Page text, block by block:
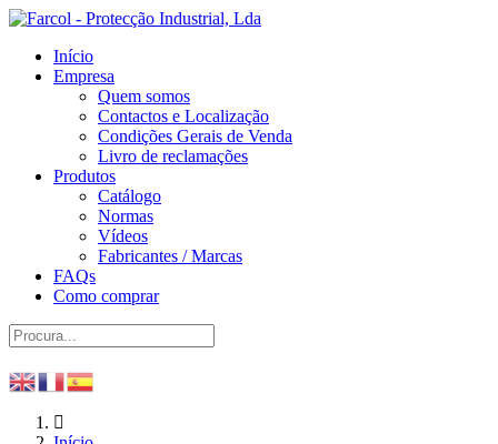
Início
Empresa
Quem somos
Contactos e Localização
Condições Gerais de Venda
Livro de reclamações
Produtos
Catálogo
Normas
Vídeos
Fabricantes / Marcas
FAQs
Como comprar